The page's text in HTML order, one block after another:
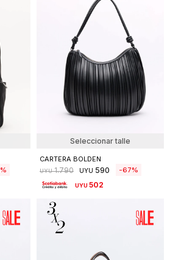
Seleccionar talle
CARTERA BOLDEN
UYU 1.790 UYU 590 67
UYU502